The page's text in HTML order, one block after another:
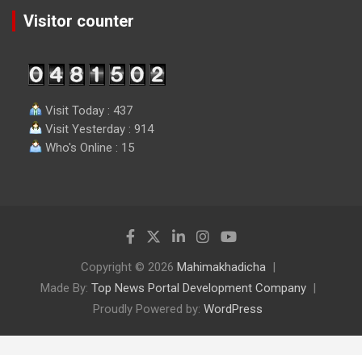
Visitor counter
Visit Today : 437
Visit Yesterday : 914
Who's Online : 15
Copyright © 2026 Mahimakhadicha
Made By: Top News Portal Development Company
Proudly Powered by: WordPress